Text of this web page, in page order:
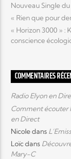
Nouveau Single
« Rien que pour
« Horizon 3000 » :
conscience
COMMENTAIRES
Radio Elyon en
Comment écouter
en Direct
Nicoledans
Loïcdans
Mary-C